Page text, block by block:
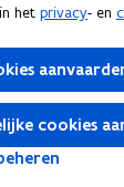
het privacy- en
cookies